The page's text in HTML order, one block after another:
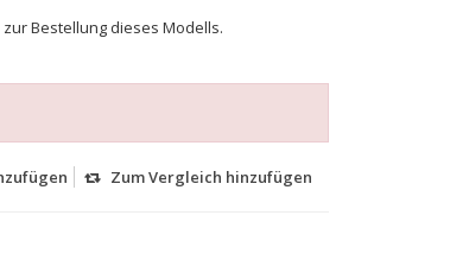
Bestellung dieses Modells.
Zum Vergleich hinzufügen